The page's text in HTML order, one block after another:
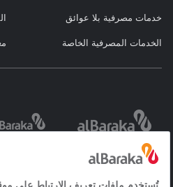
خدمات مصرفية بلا عوائق
الخدمات المصرفية الخاصة